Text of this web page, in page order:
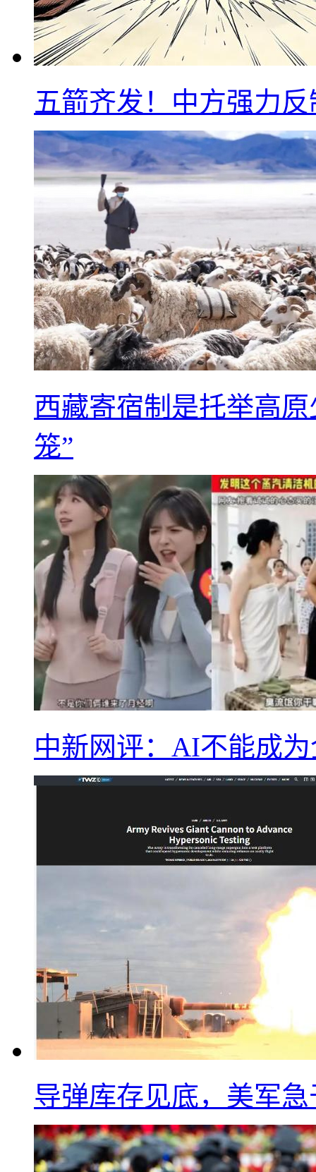
五箭齐发！中方强力
西藏寄宿制是托举高
笼”
中新网评：AI不能成
导弹库存见底，美军